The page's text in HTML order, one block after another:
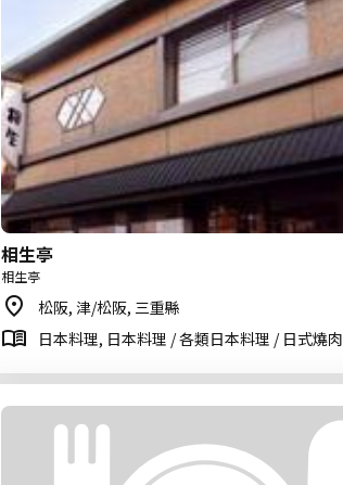
相生亭
相生亭
松阪, 津/松阪, 三重縣
日本料理, 日本料理 / 各類日本料理 / 日式燒肉